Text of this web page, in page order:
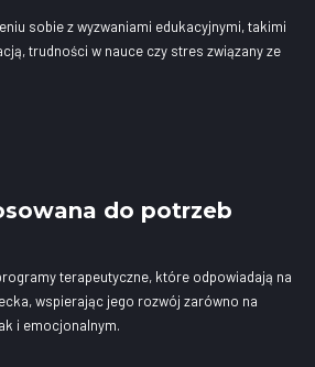
sobie z wyzwaniami edukacyjnymi, takimi
trudności w nauce czy stres związany ze
do potrzeb
terapeutyczne, które odpowiadają na
wspierając jego rozwój zarówno na
i emocjonalnym.